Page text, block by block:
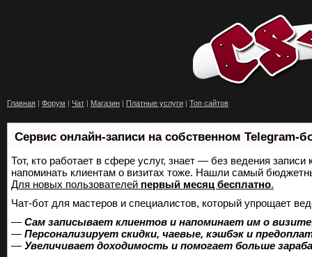
Главная | Форум | Чат | Магазин | Платные услуги | Топ сайтов
Сервис онлайн-записи на собственном Telegram-
Тот, кто работает в сфере услуг, знает — без ведения
напоминать клиентам о визитах тоже. Нашли самый
Для новых пользователей первый месяц бесплатно.
Чат-бот для мастеров и специалистов, который упрощает
— Сам записывает клиентов и напоминает им о
— Персонализирует скидки, чаевые, кэшбэк и
— Увеличивает доходимость и помогает больше